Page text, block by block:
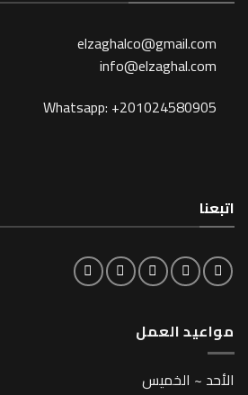
Whatsapp: